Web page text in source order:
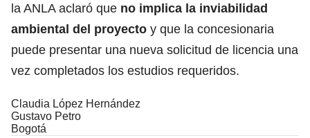
la ANLA aclaró que no implica la inviabilidad
ambiental del proyecto y que la concesionaria
puede presentar una nueva solicitud de licencia una
vez completados los estudios requeridos.
Claudia López Hernández
Gustavo Petro
Bogotá